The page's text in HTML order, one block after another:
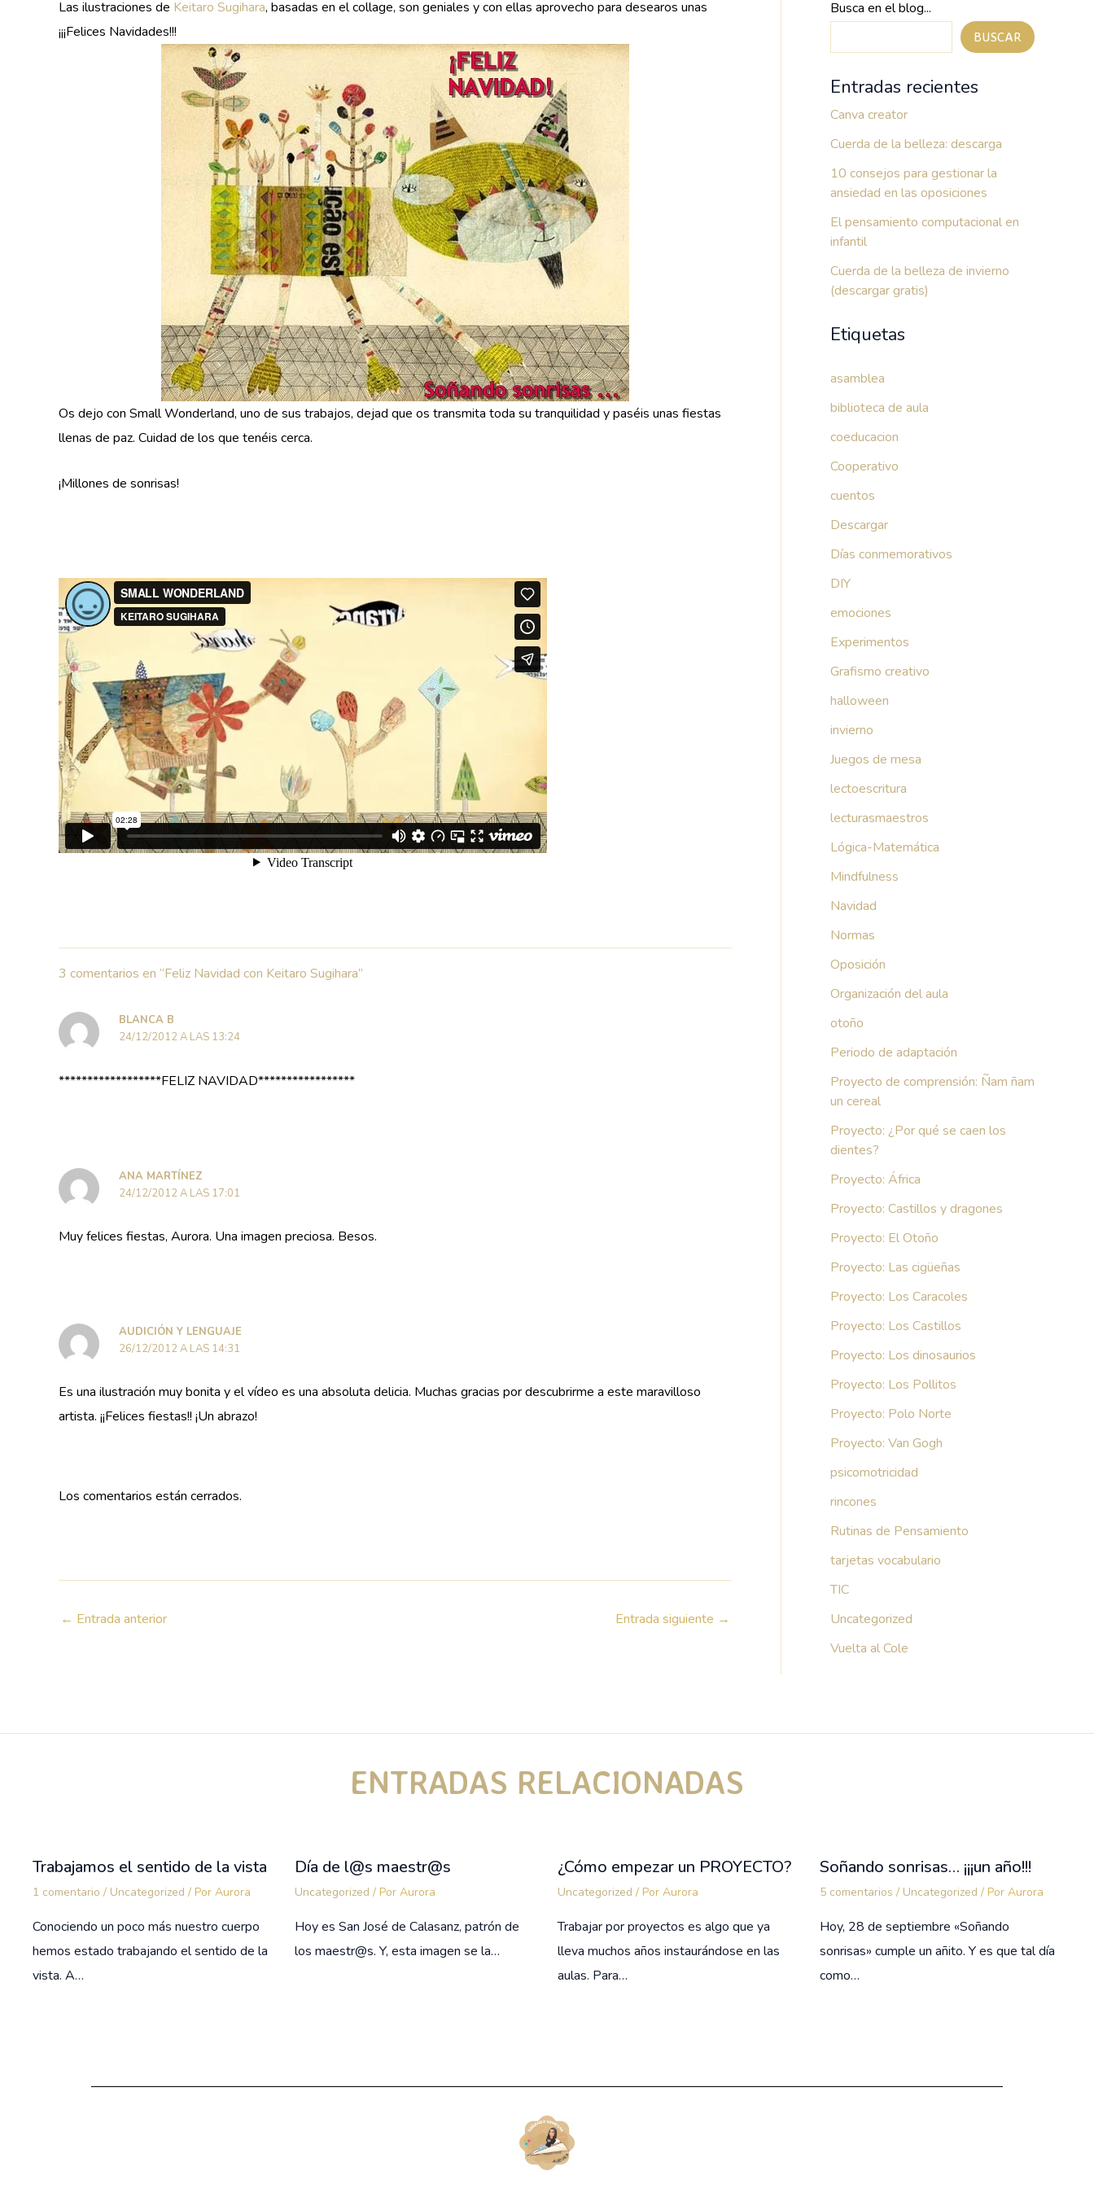
Las ilustraciones de Keitaro Sugihara, basadas en el collage, son geniales y con ellas aprovecho para desearos unas
¡¡¡Felices Navidades!!!
Os dejo con Small Wonderland, uno de sus trabajos, dejad que os transmita toda su tranquilidad y paséis unas fiestas
llenas de paz. Cuidad de los que tenéis cerca.
¡Millones de sonrisas!
3 comentarios en “Feliz Navidad con Keitaro Sugihara”
BLANCA B
24/12/2012 A LAS 13:24
******************FELIZ NAVIDAD*****************
ANA MARTÍNEZ
24/12/2012 A LAS 17:01
Muy felices fiestas, Aurora. Una imagen preciosa. Besos.
AUDICIÓN Y LENGUAJE
26/12/2012 A LAS 14:31
Es una ilustración muy bonita y el vídeo es una absoluta delicia. Muchas gracias por descubrirme a este maravilloso
artista. ¡¡Felices fiestas!! ¡Un abrazo!
Los comentarios están cerrados.
← Entrada anterior Entrada siguiente →
Busca en el blog...
BUSCAR
Entradas recientes
Canva creator
Cuerda de la belleza: descarga
10 consejos para gestionar la
ansiedad en las oposiciones
El pensamiento computacional en
infantil
Cuerda de la belleza de invierno
(descargar gratis)
Etiquetas
asamblea
biblioteca de aula
coeducacion
Cooperativo
cuentos
Descargar
Días conmemorativos
DIY
emociones
Experimentos
Grafismo creativo
halloween
invierno
Juegos de mesa
lectoescritura
lecturasmaestros
Lógica-Matemática
Mindfulness
Navidad
Normas
Oposición
Organización del aula
otoño
Periodo de adaptación
Proyecto de comprensión: Ñam ñam
un cereal
Proyecto: ¿Por qué se caen los
dientes?
Proyecto: África
Proyecto: Castillos y dragones
Proyecto: El Otoño
Proyecto: Las cigüeñas
Proyecto: Los Caracoles
Proyecto: Los Castillos
Proyecto: Los dinosaurios
Proyecto: Los Pollitos
Proyecto: Polo Norte
Proyecto: Van Gogh
psicomotricidad
rincones
Rutinas de Pensamiento
tarjetas vocabulario
TIC
Uncategorized
Vuelta al Cole
ENTRADAS RELACIONADAS
Trabajamos el sentido de la vista
1 comentario / Uncategorized / Por Aurora
Conociendo un poco más nuestro cuerpo
hemos estado trabajando el sentido de la
vista. A…
Día de l@s maestr@s
Uncategorized / PorAurora
Hoy es San José de Calasanz, patrón de
los maestr@s. Y, esta imagen se la…
¿Cómo empezar un PROYECTO?
Uncategorized / Por Aurora
Trabajar por proyectos es algo que ya
lleva muchos años instaurándose en las
aulas. Para…
Soñando sonrisas… ¡¡¡un año!!!
5 comentarios / Uncategorized / Por Aurora
Hoy, 28 de septiembre «Soñando
sonrisas» cumple un añito. Y es que tal día
como…